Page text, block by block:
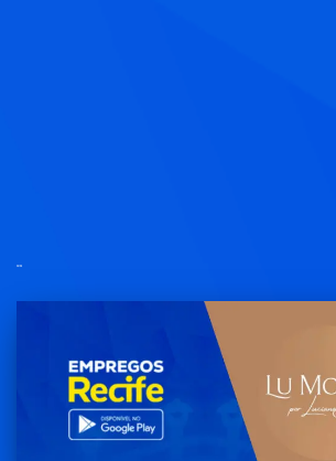
caixa